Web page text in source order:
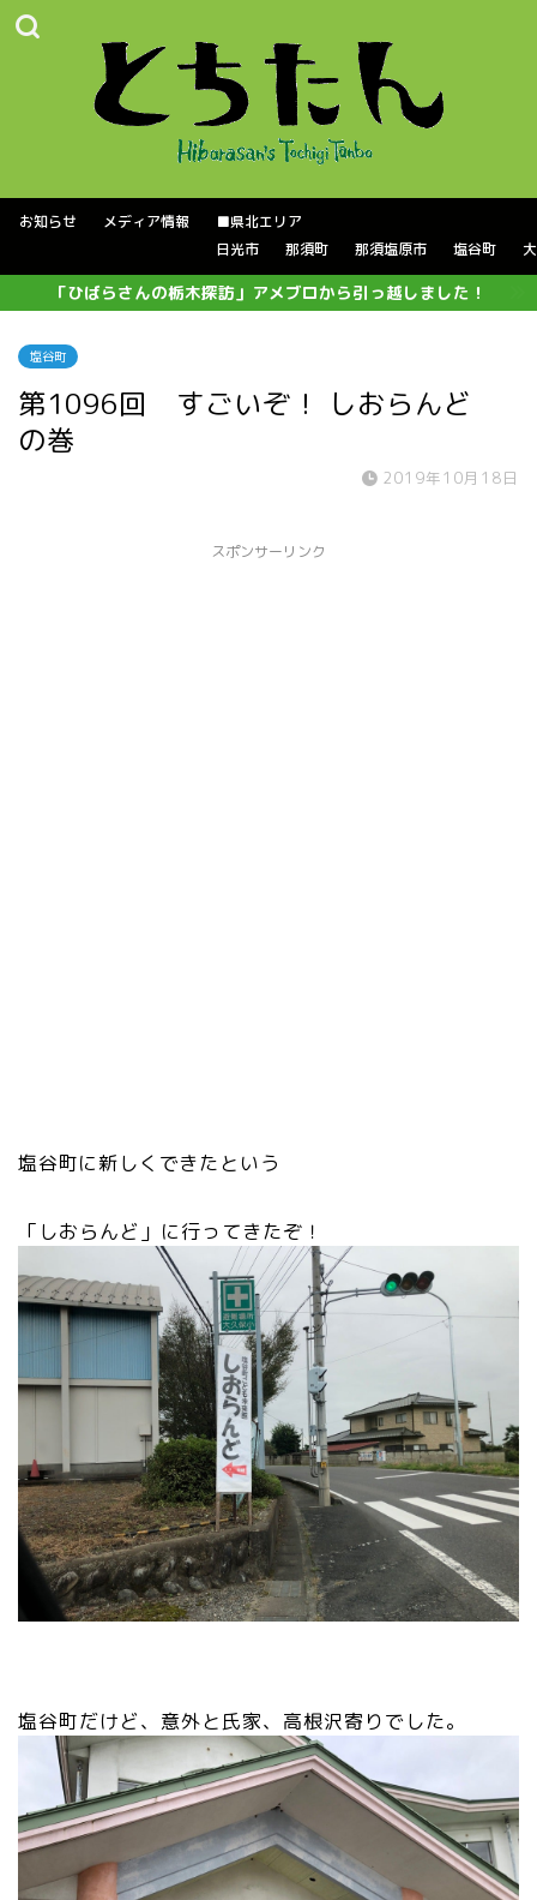
お知らせ メディア情報
■県北エリア
日光市
那須町 那須塩原市 塩谷町
「ひばらさんの栃木探訪」アメブロから引っ越しました！
塩谷町
第1096回 すごいぞ！ しおらんど
の巻
2019年10月18日
スポンサーリンク
塩谷町に新しくできたという
「しおらんど」に行ってきたぞ！
塩谷町だけど、意外と氏家、高根沢寄りでした。